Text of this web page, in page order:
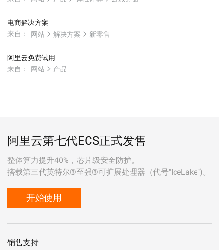
电商解决方案
来自：
网站 解决方案 新零售
阿里云免费试用
来自：
网站 产品
阿里云第七代ECS正式发售
整体算力提升40%，芯片级安全防护。
搭载第三代英特尔®至强®可扩展处理器（代号"IceLake")。
开始使用
销售支持